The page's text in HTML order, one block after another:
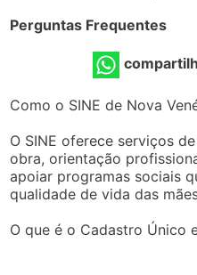
Perguntas Frequentes
Como o SINE de Nova
O SINE oferece serviços
obra, orientação
apoiar programas sociais
qualidade de vida das
O que é o Cadastro Único